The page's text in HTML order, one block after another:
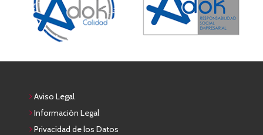
Aviso Legal
Información Legal
Privacidad de los Datos